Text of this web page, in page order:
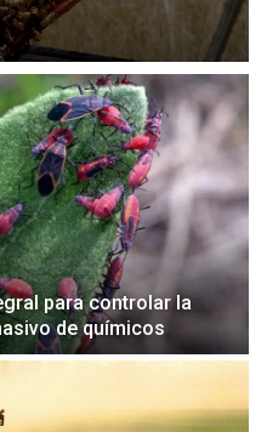
para controlar la
de químicos